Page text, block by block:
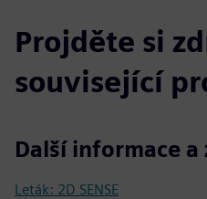
Projděte si
související
Další informace a
Leták: 2D SENSE